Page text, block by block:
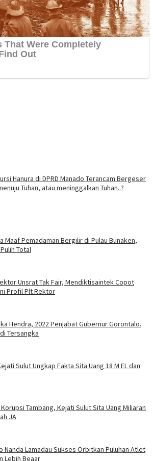
Hanura di DPRD Manado Terancam Bergeser
Tuhan, atau meninggalkan Tuhan..?
Maaf Pemadaman Bergilir di Pulau Bunaken,
Total
Unsrat Tak Fair, Mendiktisaintek Copot
Profil Plt Rektor
Hendra, 2022 Penjabat Gubernur Gorontalo.
Tersangka
Sulut Ungkap Fakta Sita Uang 18 M EL dan
Tambang, Kejati Sulut Sita Uang Miliaran
JA
Nanda Lamadau Sukses Orbitkan Puluhan Atlet
Lebih Beaar